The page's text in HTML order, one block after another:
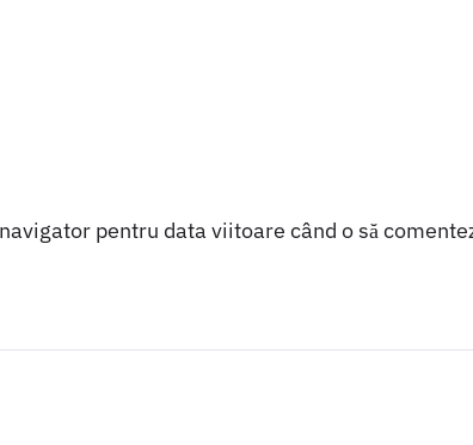
pentru data viitoare când o să